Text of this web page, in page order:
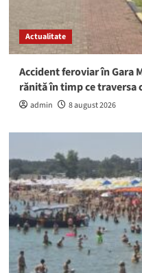
Actualitate
Accident feroviar în Gara
rănită în timp ce traversa
admin 8 august 2026